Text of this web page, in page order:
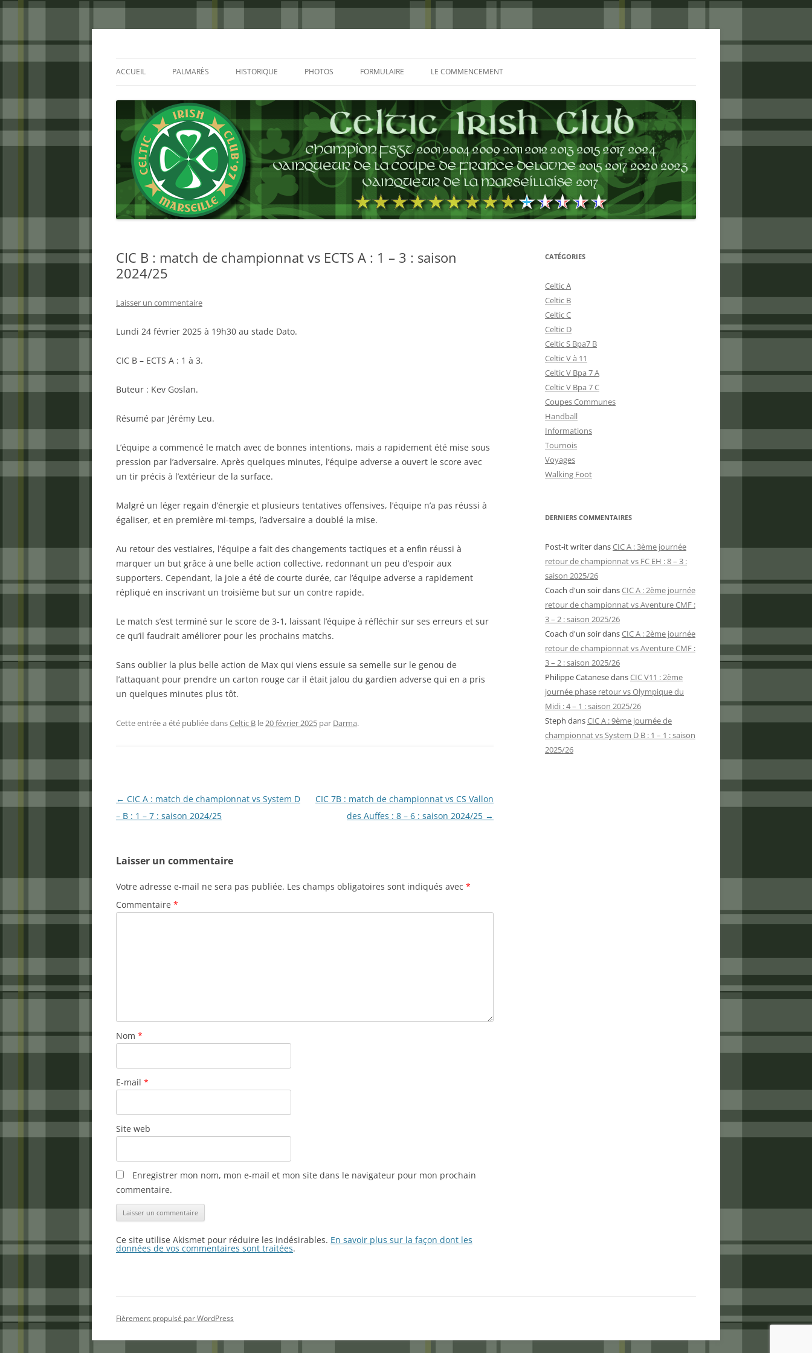
Aller
ACCUEIL PALMARÈS HISTORIQUE PHOTOS
GLASGOW 2002
CHARLIE & THE BHOYS 2006
PRAGUE 2006
NICE 2008
FORMULAIRE LE COMMENCEMENT
CIC B : match de championnat vs ECTS A : 1 – 3 : saison
2024/25
Laisser un commentaire
Lundi 24 février 2025 à 19h30 au stade Dato.
CIC B – ECTS A : 1 à 3.
Buteur : Kev Goslan.
Résumé par Jérémy Leu.
L’équipe a commencé le match avec de bonnes intentions, mais a rapidement été mise sous
pression par l’adversaire. Après quelques minutes, l’équipe adverse a ouvert le score avec
un tir précis à l’extérieur de la surface.
Malgré un léger regain d’énergie et plusieurs tentatives offensives, l’équipe n’a pas réussi à
égaliser, et en première mi-temps, l’adversaire a doublé la mise.
Au retour des vestiaires, l’équipe a fait des changements tactiques et a enfin réussi à
marquer un but grâce à une belle action collective, redonnant un peu d’espoir aux
supporters. Cependant, la joie a été de courte durée, car l’équipe adverse a rapidement
répliqué en inscrivant un troisième but sur un contre rapide.
Le match s’est terminé sur le score de 3-1, laissant l’équipe à réfléchir sur ses erreurs et sur
ce qu’il faudrait améliorer pour les prochains matchs.
Sans oublier la plus belle action de Max qui viens essuie sa semelle sur le genou de
l’attaquant pour prendre un carton rouge car il était jalou du gardien adverse qui en a pris
un quelques minutes plus tôt.
Cette entrée a été publiée dansCeltic B le20 février 2025 par Darma.
Navigation
des
← CIC A : match de championnat vs System D
– B : 1 – 7 : saison 2024/25
CIC 7B : match de championnat vs CS Vallon
des Auffes : 8 – 6 : saison 2024/25 →
Laisser un commentaire
Votre adresse e-mail ne sera pas publiée. Les champs obligatoires sont indiqués avec *
Commentaire *
Nom *
E-mail *
Site web
Enregistrer mon nom, mon e-mail et mon site dans le navigateur pour mon prochain
commentaire.
Ce site utilise Akismet pour réduire les indésirables. En savoir plus sur la façon dont les
données de vos commentaires sont traitées.
CATÉGORIES
Celtic A
Celtic B
Celtic C
Celtic D
Celtic S Bpa7 B
Celtic V à 11
Celtic V Bpa 7 A
Celtic V Bpa 7 C
Coupes Communes
Handball
Informations
Tournois
Voyages
Walking Foot
DERNIERS COMMENTAIRES
Post-it writerdansCIC A : 3ème journée
retour de championnat vs FC EH : 8 – 3 :
saison 2025/26
Coach d'un soirdansCIC A : 2ème journée
retour de championnat vs Aventure CMF :
3 – 2 : saison 2025/26
Coach d'un soirdansCIC A : 2ème journée
retour de championnat vs Aventure CMF :
3 – 2 : saison 2025/26
Philippe CatanesedansCIC V11 : 2ème
journée phase retour vs Olympique du
Midi : 4 – 1 : saison 2025/26
Steph dansCIC A : 9ème journée de
championnat vs System D B : 1 – 1 : saison
2025/26
Fièrement propulsé par WordPress